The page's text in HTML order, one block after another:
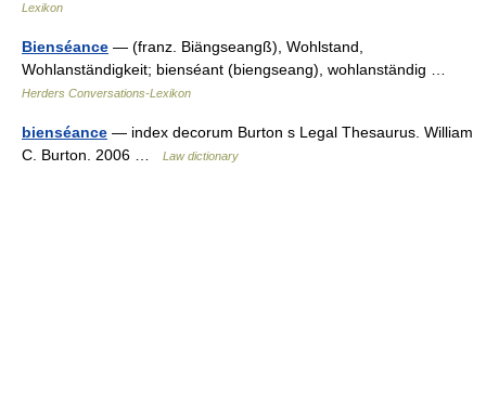
Lexikon
Bienséance — (franz. Biängseangß), Wohlstand,
Wohlanständigkeit; bienséant (biengseang), wohlanständig …
Herders Conversations-Lexikon
bienséance — index decorum Burton s Legal Thesaurus. William
C. Burton. 2006 …
Law dictionary